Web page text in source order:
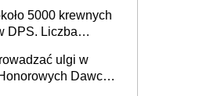
5000 krewnych
DPS. Liczba
ulgi w
Dawców